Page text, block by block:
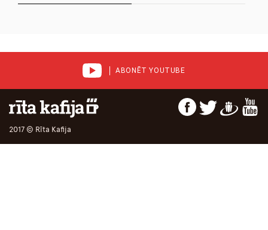
ABONĒT YOUTUBE
2017 © Rīta Kafija